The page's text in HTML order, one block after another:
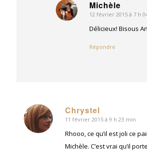
Michèle
dit
12 février 2015 à 7 h
Délicieux! Bisous
Répondre
Chrystel
dit
:
11 février 2015 à 9 h 23 min
Rhooo, ce qu’il est joli ce
Michèle. C’est vrai qu’il